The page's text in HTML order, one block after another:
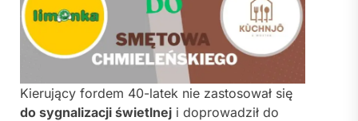
Kierujący fordem 40-latek nie zastosował się
do sygnalizacji świetlnej i doprowadził do